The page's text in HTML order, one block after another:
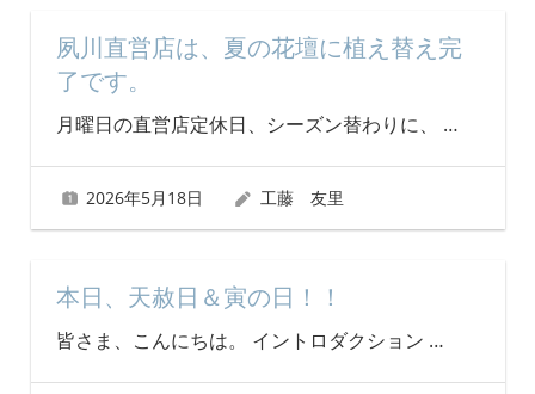
夙川直営店は、夏の花壇に植え替え完
了です。
月曜日の直営店定休日、シーズン替わりに、 …
2026年5月18日 工藤 友里
本日、天赦日＆寅の日！！
皆さま、こんにちは。 イントロダクション …